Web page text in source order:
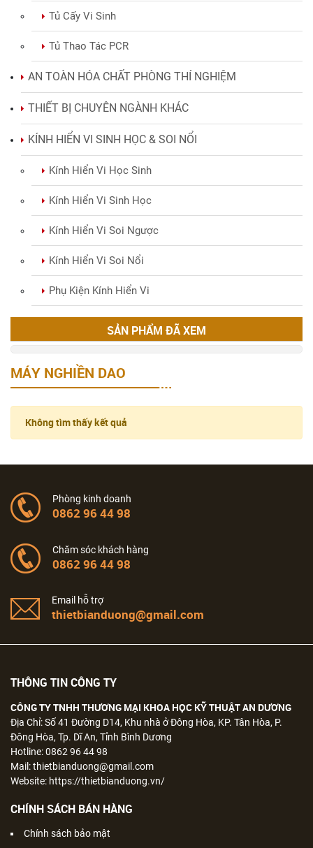
Tủ Cấy Vi Sinh
Tủ Thao Tác PCR
AN TOÀN HÓA CHẤT PHÒNG THÍ NGHIỆM
THIẾT BỊ CHUYÊN NGÀNH KHÁC
KÍNH HIỂN VI SINH HỌC & SOI NỔI
Kính Hiển Vi Học Sinh
Kính Hiển Vi Sinh Học
Kính Hiển Vi Soi Ngược
Kính Hiển Vi Soi Nổi
Phụ Kiện Kính Hiển Vi
SẢN PHẨM ĐÃ XEM
MÁY NGHIỀN DAO
Không tìm thấy kết quả
Phòng kinh doanh
0862 96 44 98
Chăm sóc khách hàng
0862 96 44 98
Email hỗ trợ
thietbianduong@gmail.com
THÔNG TIN CÔNG TY
CÔNG TY TNHH THƯƠNG MẠI KHOA HỌC KỸ THUẬT AN DƯƠNG
Địa Chỉ: Số 41 Đường D14, Khu nhà ở Đông Hòa, KP. Tân Hòa, P.
Đông Hòa, Tp. Dĩ An, Tỉnh Bình Dương
Hotline: 0862 96 44 98
Mail: thietbianduong@gmail.com
Website: https://thietbianduong.vn/
CHÍNH SÁCH BÁN HÀNG
Chính sách bảo mật